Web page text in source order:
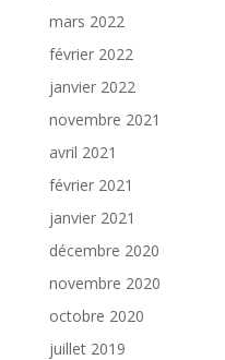
mars 2022
février 2022
janvier 2022
novembre 2021
avril 2021
février 2021
janvier 2021
décembre 2020
novembre 2020
octobre 2020
juillet 2019